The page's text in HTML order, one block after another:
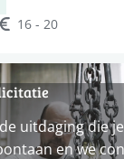
16 - 20
uitdaging die
en we